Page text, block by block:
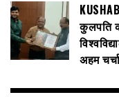
कुलपति
अहम